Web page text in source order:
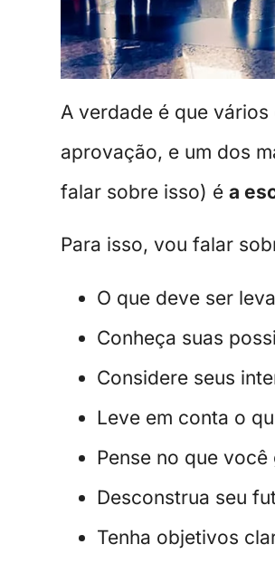
A verdade é que
aprovação, e um dos
falar sobre isso) éa
Para isso, vou falar
O que deve ser
Conheça suas
Considere seus
Leve em conta o
Pense no que
Desconstrua seu
Tenha objetivos